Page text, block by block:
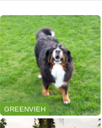
GREENVIEH